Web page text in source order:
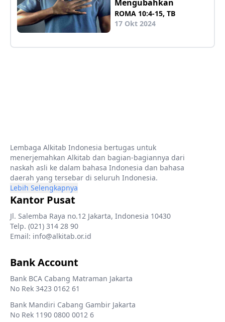
Mengubahkan
ROMA 10:4-15, TB
17 Okt 2024
Lembaga Alkitab Indonesia bertugas untuk
menerjemahkan Alkitab dan bagian-bagiannya dari
naskah asli ke dalam bahasa Indonesia dan bahasa
daerah yang tersebar di seluruh Indonesia.
Lebih Selengkapnya
Kantor Pusat
Jl. Salemba Raya no.12 Jakarta, Indonesia 10430
Telp. (021) 314 28 90
Email: info@alkitab.or.id
Bank Account
Bank BCA Cabang Matraman Jakarta
No Rek 3423 0162 61
Bank Mandiri Cabang Gambir Jakarta
No Rek 1190 0800 0012 6